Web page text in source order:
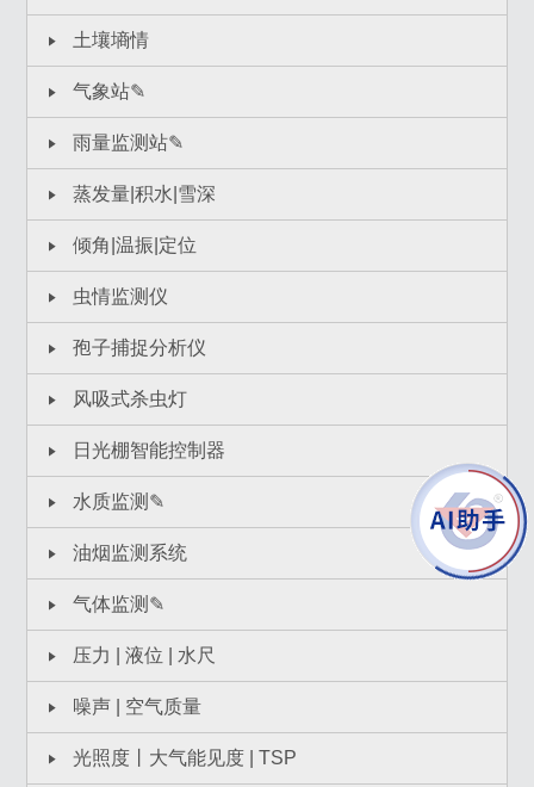
土壤墒情
气象站✎
雨量监测站✎
蒸发量|积水|雪深
倾角|温振|定位
虫情监测仪
孢子捕捉分析仪
风吸式杀虫灯
日光棚智能控制器
水质监测✎
油烟监测系统
气体监测✎
压力 | 液位 | 水尺
噪声 | 空气质量
光照度丨大气能见度 | TSP